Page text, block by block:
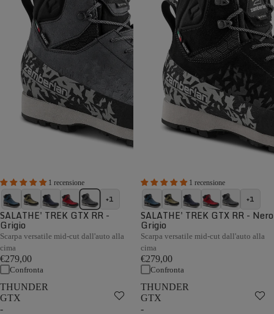
1 recensione
+1
SALATHE' TREK GTX RR -
Grigio
Scarpa versatile mid-cut dall'auto alla
cima
€279,00
Confronta
1 recensione
+1
SALATHE' TREK GTX RR - Nero
Grigio
Scarpa versatile mid-cut dall'auto alla
cima
€279,00
Confronta
THUNDER
GTX
-
THUNDER
GTX
-